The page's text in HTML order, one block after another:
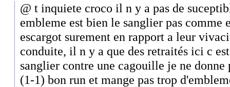
@ t inquiete croco il n y a pas de
embleme est bien le sanglier pas
escargot surement en rapport a leur
conduite, il n y a que des retraités ici c
sanglier contre une cagouille je ne
(1-1) bon run et mange pas trop